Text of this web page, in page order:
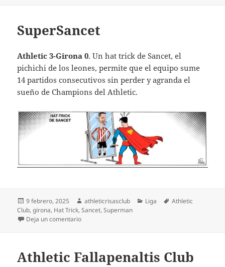
SuperSancet
Athletic 3-Girona 0. Un hat trick de Sancet, el
pichichi de los leones, permite que el equipo sume
14 partidos consecutivos sin perder y agranda el
sueño de Champions del Athletic.
Publicado
el
9 febrero, 2025 Autor
athleticrisasclub Categorías
Liga Etiquetas
Athletic
Club,girona, Hat Trick,Sancet,Superman
Deja un comentarioen SuperSancet
Athletic Fallapenaltis Club